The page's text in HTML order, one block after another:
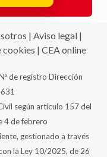
|Aviso legal
de registro Dirección
según artículo 157 del
4 de febrero
gestionado a través
la Ley 10/2025, de 26